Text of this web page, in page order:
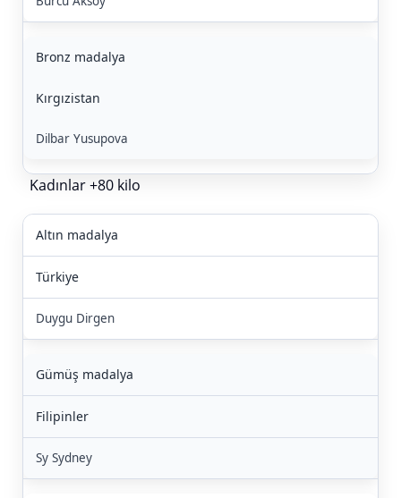
Bronz madalya
Kırgızistan
Dilbar Yusupova
Kadınlar +80 kilo
Altın madalya
Türkiye
Duygu Dirgen
Gümüş madalya
Filipinler
Sy Sydney